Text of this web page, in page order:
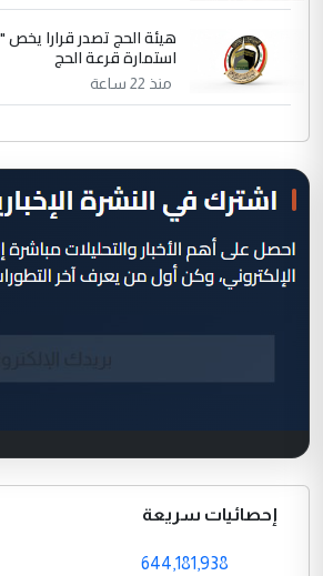
هيئة الحج تصدر قرارا
استمارة قرعة الحج
منذ 22 ساعة
إحصائيات سريعة
644,181,938